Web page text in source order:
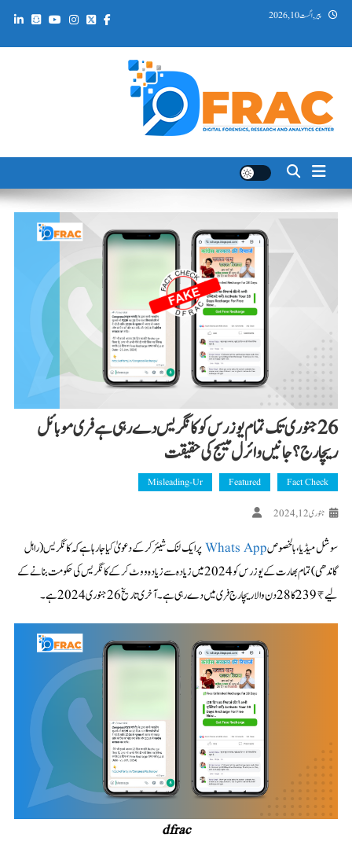
Skip پیر, اگست 10, 2026
DFRAC_ORG
26 جنوری تک تمام یوزرس کو کانگریس دے رہی ہے فری موبائل
ریچارج؟ جانیں وائرل میسج کی حقیقت
Fact Check
Featured
Misleading-Ur
جنوری 12, 2024
سوشل میڈیا، بالخصوصWhats Appپرایک لنک شیئر کرکے دعویٰ کیا جا رہا ہے کہ کانگریس (راہل
گاندھی) تمام بھارت کے یوزرس کو 2024 میں زیادہ سے زیادہ ووٹ کرکے کانگریس کی حکومت بنانے کے
لیے ₹239 کا 28 دن والا ریچارج فری میں دے رہی ہے۔ آخری تاریخ 26 جنوری 2024 ہے۔
dfrac